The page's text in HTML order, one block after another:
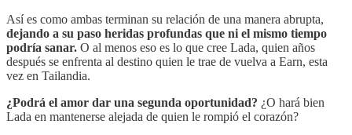
Así es como ambas terminan su relación de una manera abrupta,
dejando a su paso heridas profundas que ni el mismo tiempo
podría sanar. O al menos eso es lo que cree Lada, quien años
después se enfrenta al destino quien le trae de vuelva a Earn, esta
vez en Tailandia.
¿Podrá el amor dar una segunda oportunidad? ¿O hará bien
Lada en mantenerse alejada de quien le rompió el corazón?